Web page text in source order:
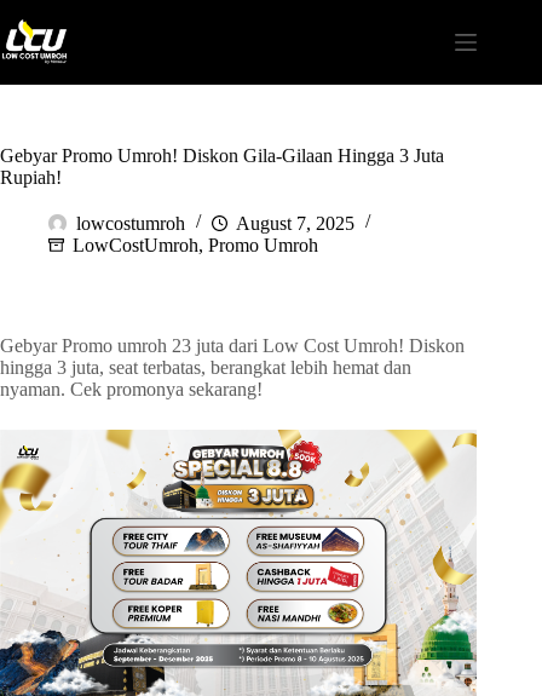
Gebyar Promo Umroh! Diskon Gila-Gilaan Hingga 3 Juta
Rupiah!
lowcostumroh
August 7, 2025
LowCostUmroh, Promo Umroh
Gebyar Promo umroh 23 juta dari Low Cost Umroh! Diskon
hingga 3 juta, seat terbatas, berangkat lebih hemat dan
nyaman. Cek promonya sekarang!